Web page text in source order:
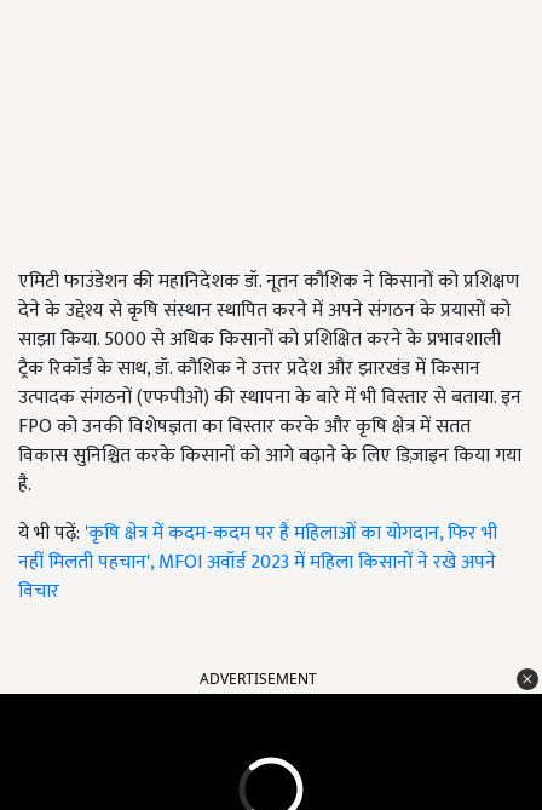
एमिटी फाउंडेशन की महानिदेशक डॉ. नूतन कौशिक ने किसानों को प्रशिक्षण
देने के उद्देश्य से कृषि संस्थान स्थापित करने में अपने संगठन के प्रयासों को
साझा किया. 5000 से अधिक किसानों को प्रशिक्षित करने के प्रभावशाली
ट्रैक रिकॉर्ड के साथ, डॉ. कौशिक ने उत्तर प्रदेश और झारखंड में किसान
उत्पादक संगठनों (एफपीओ) की स्थापना के बारे में भी विस्तार से बताया. इन
FPO को उनकी विशेषज्ञता का विस्तार करके और कृषि क्षेत्र में सतत
विकास सुनिश्चित करके किसानों को आगे बढ़ाने के लिए डिज़ाइन किया गया
है.
ये भी पढ़ें: 'कृषि क्षेत्र में कदम-कदम पर है महिलाओं का योगदान, फिर भी
नहीं मिलती पहचान', MFOI अवॉर्ड 2023 में महिला किसानों ने रखे अपने
विचार
ADVERTISEMENT